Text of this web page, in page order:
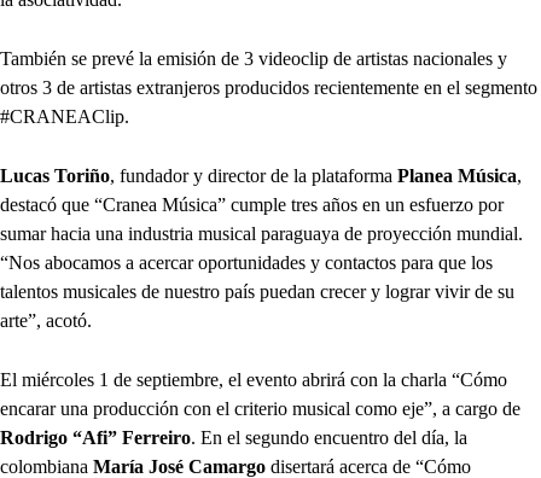
También se prevé la emisión de 3 videoclip de artistas nacionales y
otros 3 de artistas extranjeros producidos recientemente en el segmento
#CRANEAClip.
Lucas Toriño, fundador y director de la plataforma Planea Música,
destacó que “Cranea Música” cumple tres años en un esfuerzo por
sumar hacia una industria musical paraguaya de proyección mundial.
“Nos abocamos a acercar oportunidades y contactos para que los
talentos musicales de nuestro país puedan crecer y lograr vivir de su
arte”, acotó.
El miércoles 1 de septiembre, el evento abrirá con la charla “Cómo
encarar una producción con el criterio musical como eje”, a cargo de
Rodrigo “Afi” Ferreiro. En el segundo encuentro del día, la
colombiana María José Camargo disertará acerca de “Cómo